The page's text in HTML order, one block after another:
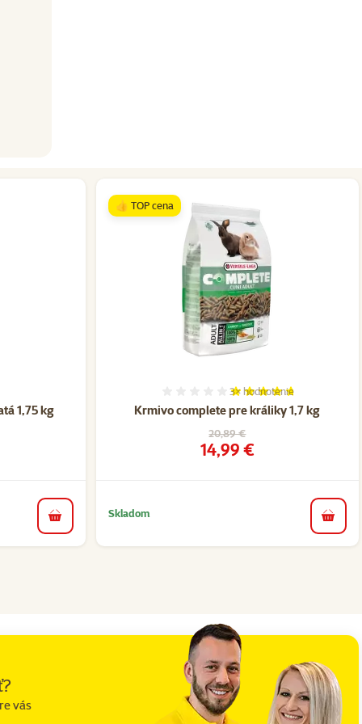
1,75 kg
do košíka
Krmivo complete pre králiky 1,7 kg
Hodnotenie 93%, počet
3× hodnotenie
Pôvodná cena
20,89 €
Cena
14,99 €
👍 TOP cena
Skladom
do
vás